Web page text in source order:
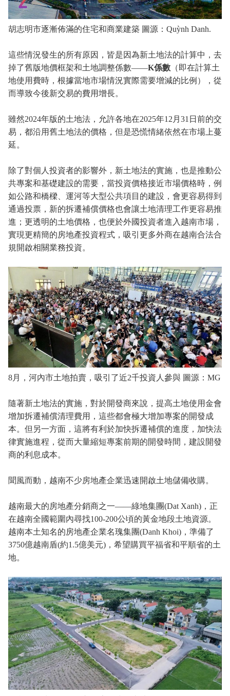
胡志明市逐漸佈滿的住宅和商業建築 圖源：Quỳnh Danh.
這些情況發生的所有原因，皆是因為新土地法的計算中，去
掉了舊版地價框架和土地調整係數——K係數 （即在計算土
地使用費時，根據當地市場情況實際需要增減的比例），從
而導致今後新交易的費用增長。
雖然2024年版的土地法，允許各地在2025年12月31日前的交
易，都沿用舊土地法的價格，但是恐慌情緒依然在市場上蔓
延。
除了對個人投資者的影響外，新土地法的實施，也是推動公
共專案和基礎建設的需要，當投資價格接近市場價格時，例
如公路和橋樑、運河等大型公共項目的建設，會更容易得到
通過投票，新的拆遷補償價格也會讓土地清理工作更容易推
進；更透明的土地價格，也便於外國投資者進入越南市場，
實現更精簡的房地產投資程式，吸引更多外商在越南合法合
規開啟相關業務投資。
8月，河內市土地拍賣，吸引了近2千投資人參與 圖源：MG
隨著新土地法的實施，對於開發商來說，提高土地使用金會
增加拆遷補償清理費用，這些都會極大增加專案的開發成
本。但另一方面，這將有利於加快拆遷補償的進度，加快法
律實施進程，從而大量縮短專案前期的開發時間，建設開發
商的利息成本。
聞風而動，越南不少房地產企業迅速開啟土地儲備收購。
越南最大的房地產分銷商之一——綠地集團(Dat Xanh)，正
在越南全國範圍內尋找100-200公頃的黃金地段土地資源。
越南本土知名的房地產企業名瑰集團(Danh Khoi)，準備了
3750億越南盾(約1.5億美元)，希望購買平福省和平順省的土
地。